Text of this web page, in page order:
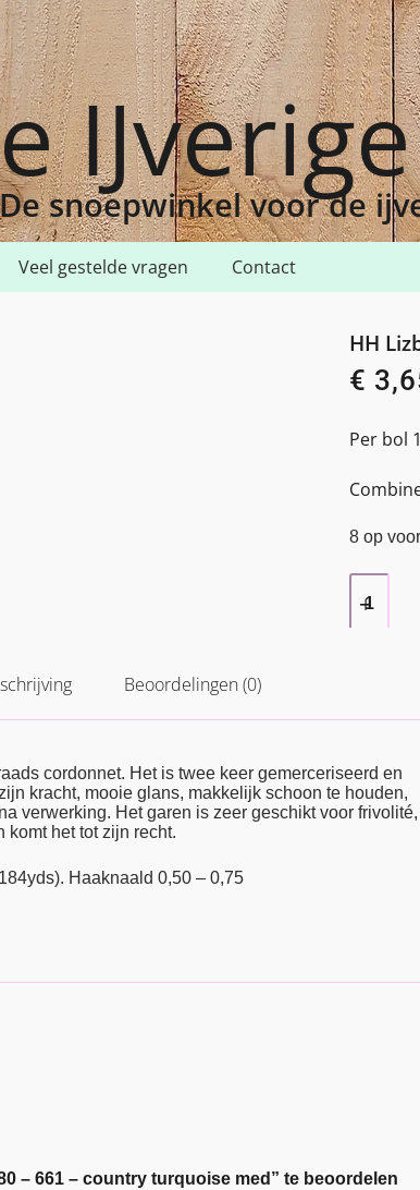
De snoepwinkel voor de
Veel gestelde vragen Contact
HH
€
Per bol
8 op
Beoordelingen (0)
cordonnet. Het is twee keer gemerceriseerd en
kracht, mooie glans, makkelijk schoon te houden,
verwerking. Het garen is zeer geschikt voor
komt het tot zijn recht.
Haaknaald 0,50 – 0,75
– 661 – country turquoise med” te beoordelen